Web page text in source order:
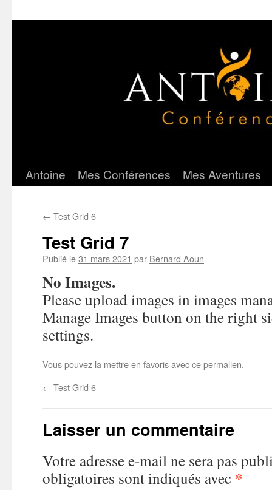
Aller
contenu
Antoine Mes Conférences Mes Aventures
← Test Grid 6
Test Grid 7
Publié le31 mars 2021 par Bernard Aoun
No Images.
Please upload images in images
Manage Images button on the right
settings.
Vous pouvez la mettre en favoris avecce permalien.
← Test Grid 6
Laisser un commentaire
Votre adresse e-mail ne sera pas
obligatoires sont indiqués avec *